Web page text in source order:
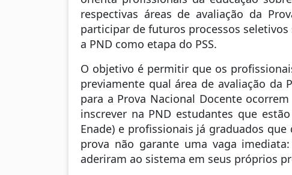
respectivas áreas de avaliação da
participar de futuros processos
a PND como etapa do PSS.
O objetivo é permitir que os
previamente qual área de avaliação
para a Prova Nacional Docente
inscrever na PND estudantes que
Enade) e profissionais já graduados
prova não garante uma vaga
aderiram ao sistema em seus próprios